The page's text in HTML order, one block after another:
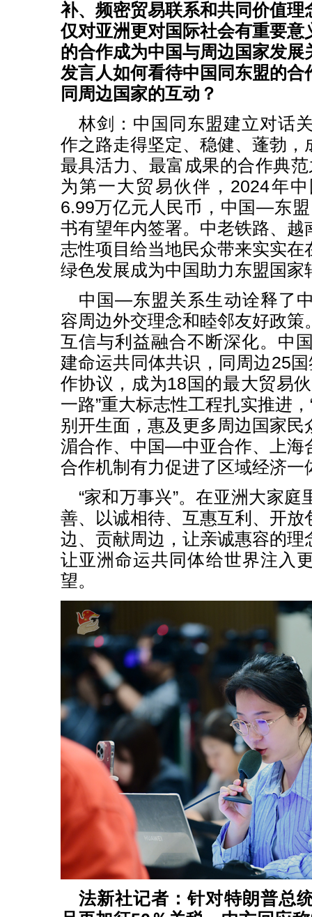
补、频密贸易联系和共同价值理
仅对亚洲更对国际社会有重要意
的合作成为中国与周边国家发展
发言人如何看待中国同东盟的合
同周边国家的互动？
林剑：中国同东盟建立对话
作之路走得坚定、稳健、蓬勃，
最具活力、最富成果的合作典
为第一大贸易伙伴，2024年
6.99万亿元人民币，中国—东
书有望年内签署。中老铁路、越
志性项目给当地民众带来实实在
绿色发展成为中国助力东盟国家
中国—东盟关系生动诠释了
容周边外交理念和睦邻友好政策
互信与利益融合不断深化。中
建命运共同体共识，同周边25国
作协议，成为18国的最大贸易
一路”重大标志性工程扎实推进
别开生面，惠及更多周边国家民
湄合作、中国—中亚合作、上海
合作机制有力促进了区域经济一
“家和万事兴”。在亚洲大家
善、以诚相待、互惠互利、开放
边、贡献周边，让亲诚惠容的理
让亚洲命运共同体给世界注入
望。
法新社记者：针对特朗普总